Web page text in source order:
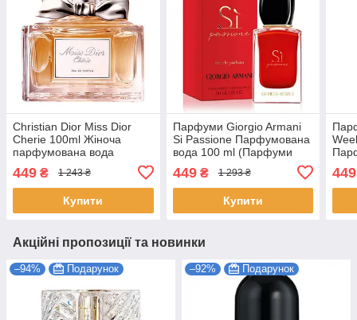
Christian Dior Miss Dior
Cherie 100ml Жіноча
парфумована вода
Шері) Парфуми Шері
449 ₴ 1 243 ₴
Купити
Парфуми Giorgio Armani
Si Passione Парфумована
вода 100 ml (Парфуми
Пассіон жіночі)
449₴ 1 293 ₴
Купити
449
Акційні пропозиції та новинки
–94% Подарунок –92% Подарунок